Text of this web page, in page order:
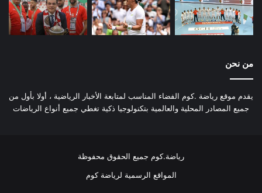
من نحن
يقدم موقع رياضة .كوم الفضاء المناسب لمتابعة الأخبار الرياضية ، أولا بأول من
جميع المصادر المحلية والعالمية بتكنولوجيا ذكية تغطي جميع أنواع الرياضات
رياضة.كوم جميع الحقوق محفوظة
المواقع الرسمية لرياضة كوم